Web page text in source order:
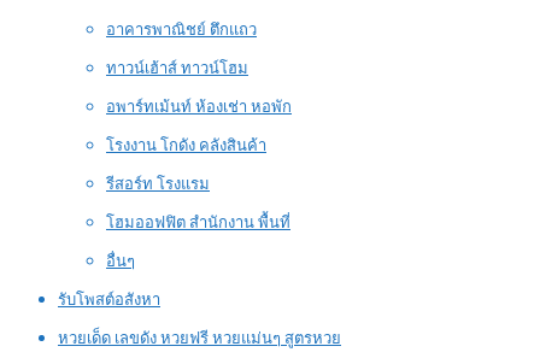
อาคารพาณิชย์ ตึกแถว
ทาวน์เฮ้าส์ ทาวน์โฮม
อพาร์ทเม้นท์ ห้องเช่า หอพัก
โรงงาน โกดัง คลังสินค้า
รีสอร์ท โรงแรม
โฮมออฟฟิต สำนักงาน พื้นที่
อื่นๆ
รับโพสต์อสังหา
หวยเด็ด เลขดัง หวยฟรี หวยแม่นๆ สูตรหวย